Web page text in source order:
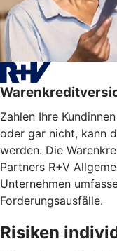
Zahlen Ihre
oder gar nicht, kann
werden. Die
Partners R+V
Unternehmen
Forderungsausfälle.
Risiken